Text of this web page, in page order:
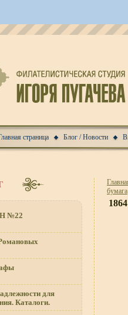
страница Блог / Новости
№22
для
Каталоги.
бумага